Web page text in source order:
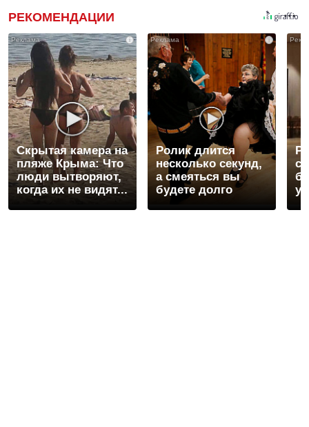
РЕКОМЕНДАЦИИ
i
Скрытая камера на
пляже Крыма: Что
люди вытворяют,
когда их не видят...
i
Ролик длится
несколько секунд,
а смеяться вы
будете долго